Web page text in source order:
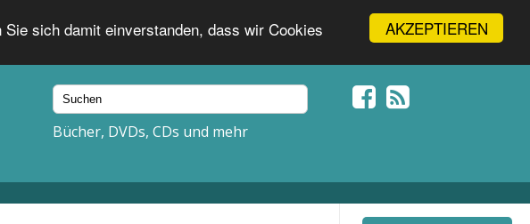
AKZEPTIEREN
sich damit einverstanden, dass wir Cookies
Bücher, DVDs, CDs und mehr